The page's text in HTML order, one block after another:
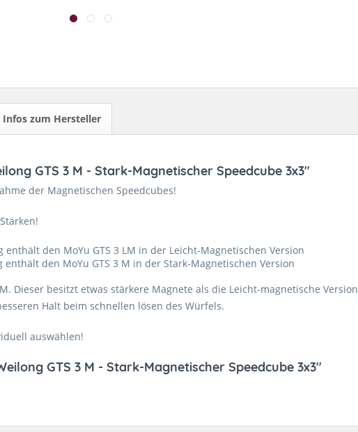
Infos zum Hersteller
GTS 3 M - Stark-Magnetischer Speedcube 3x3"
der Magnetischen Speedcubes!
den MoYu GTS 3 LM in der Leicht-Magnetischen Version
den MoYu GTS 3 M in der Stark-Magnetischen Version
Dieser besitzt etwas stärkere Magnete als die Leicht-magnetische Version
Halt beim schnellen lösen des Würfels.
auswählen!
GTS 3 M - Stark-Magnetischer Speedcube 3x3"